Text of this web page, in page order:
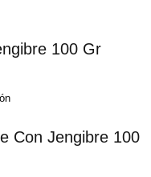
100 Gr
Con Jengibre 100